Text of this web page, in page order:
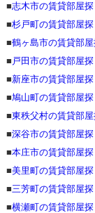
■志木市の賃貸部屋探
■杉戸町の賃貸部屋探
■鶴ヶ島市の賃貸部屋
■ 戸田市の賃貸部屋探
■新座市の賃貸部屋探
■鳩山町の賃貸部屋探
■東秩父村の賃貸部屋
■深谷市の賃貸部屋探
■本庄市の賃貸部屋探
■美里町の賃貸部屋探
■三芳町の賃貸部屋探
■横瀬町の賃貸部屋探